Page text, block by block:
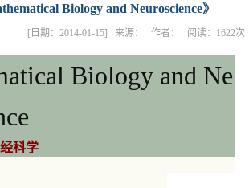
Biology and Neuroscience》
[日期：2014-01-15] 来源： 作者： 阅读： 1622次
Biology and Ne
科学